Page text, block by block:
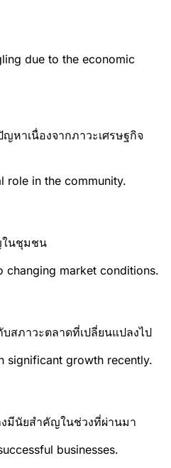
due to the economic
หาเนื่องจากภาวะเศรษฐกิจ
role in the community.
ในชุมชน
changing market conditions.
บสภาวะตลาดที่เปลี่ยนแปลงไป
significant growth recently.
มีนัยสำคัญในช่วงที่ผ่านมา
businesses.